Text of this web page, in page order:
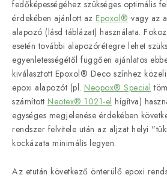
fedőképességéhez szükséges optimális
érdekében ajánlott az Epoxol® vagy az
alapozó (lásd táblázat) használata.
esetén további alapozórétegre lehet
egyenletességétől függően ajánlatos
kiválasztott Epoxol® Deco színhez
epoxi alapozót (pl. Neopox® Special
számított Neotex® 1021-el hígítva)
egységes megjelenése érdekében
rendszer felvitele után az aljzat helyi
kockázata minimális legyen.
Az etután következő önterülő epoxi